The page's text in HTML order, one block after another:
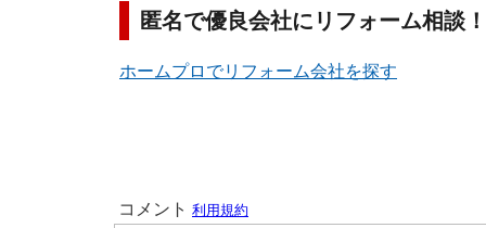
匿名で優良会社にリフォーム相談
ホームプロでリフォーム会社を探す